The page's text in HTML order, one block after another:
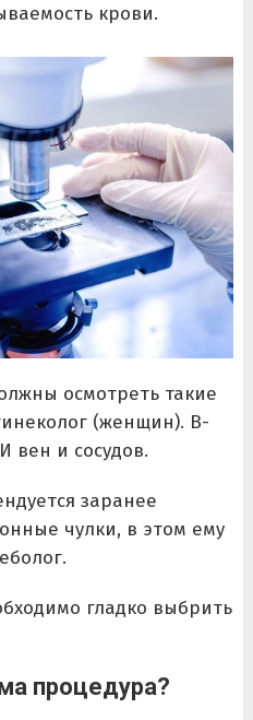
крови.
осмотреть такие
(женщин). В-
вен и сосудов.
заранее
чулки, в этом ему
гладко выбрить
процедура?